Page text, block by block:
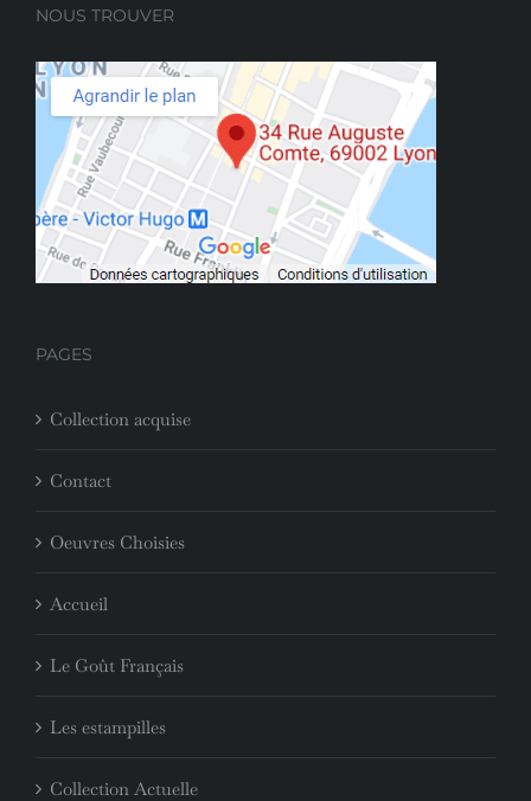
NOUS TROUVER
PAGES
Collection acquise
Contact
Oeuvres Choisies
Accueil
Le Goût Français
Les estampilles
Collection Actuelle